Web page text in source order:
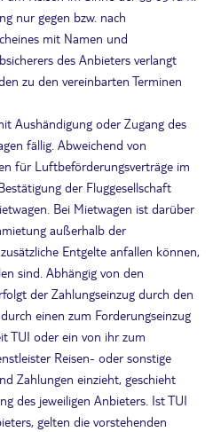
nur gegen bzw. nach
mit Namen und
des Anbieters verlangt
zu den vereinbarten Terminen
Aushändigung oder Zugang des
fällig. Abweichend von
für Luftbeförderungsverträge im
der Fluggesellschaft
Bei Mietwagen ist darüber
außerhalb der
Entgelte anfallen können,
sind. Abhängig von den
der Zahlungseinzug durch den
einen zum Forderungseinzug
TUI oder ein von ihr zum
Reisen- oder sonstige
Zahlungen einzieht, geschieht
des jeweiligen Anbieters. Ist TUI
gelten die vorstehenden